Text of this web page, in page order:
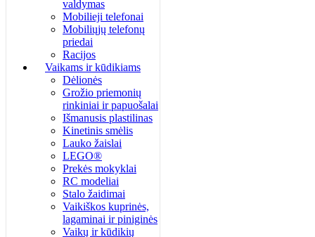
valdymas
Mobilieji telefonai
Mobiliųjų telefonų
priedai
Racijos
Vaikams ir kūdikiams
Dėlionės
Grožio priemonių
rinkiniai ir papuošalai
Išmanusis plastilinas
Kinetinis smėlis
Lauko žaislai
LEGO®
Prekės mokyklai
RC modeliai
Stalo žaidimai
Vaikiškos kuprinės,
lagaminai ir piniginės
Vaikų ir kūdikių